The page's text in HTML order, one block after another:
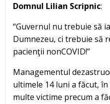
Domnul Lilian Scripnic:
“Guvernul nu trebuie să
Dumnezeu, ci trebuie să
pacienţii nonCOVID!”
Managementul
ultimele 14 luni a făcut,
multe victime precum a